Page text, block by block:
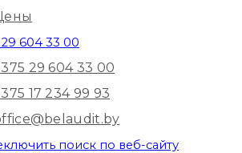
29 604 33 00
29 604 33 00
17 234 99 93
поиск по веб-сайту